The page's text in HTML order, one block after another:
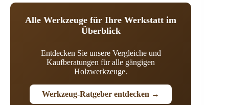
Alle Werkzeuge für Ihre Werkstatt im
Überblick
Entdecken Sie unsere Vergleiche und
Kaufberatungen für alle gängigen
Holzwerkzeuge.
Werkzeug-Ratgeber entdecken →